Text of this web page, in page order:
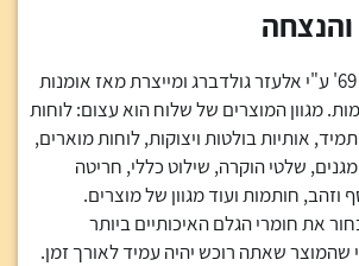
והנצחה
שילוח הוקמה בשנת 69' ע"י אלעזר גולדברג ומייצרת מאז אומנות
מגוון המוצרים של שלוח הוא עצום: לוחות
אותיות בולטות ויצוקות, לוחות מוארים,
שלטי הוקרה, שילוט כללי, חריטה
וזהב, חותמות ועוד מגוון של מוצרים.
את חומרי הגלם האיכותיים ביותר
שהמוצר שאתה רוכש יהיה עמיד לאורך זמן.